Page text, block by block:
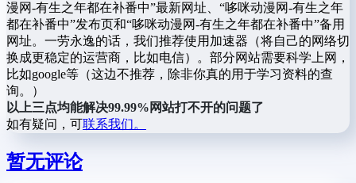
漫网-有生之年都在补番中”最新网址、“哆咪动漫网-有生之年
都在补番中”发布页和“哆咪动漫网-有生之年都在补番中”备用
网址。一劳永逸的话，我们推荐使用加速器（将自己的网络切
换成更稳定的运营商，比如电信）。部分网站需要科学上网，
比如google等（这边不推荐，除非你真的用于学习资料的查
询。）
以上三点均能解决99.99%网站打不开的问题了
如有疑问，可联系我们。
暂无评论